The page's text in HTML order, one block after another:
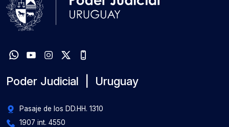
Poder Judicial | Uruguay
Pasaje de los DD.HH. 1310
1907 int. 4550